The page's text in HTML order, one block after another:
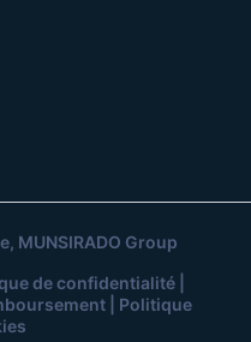
, MUNSIRADO Group
de confidentialité|
| Politique